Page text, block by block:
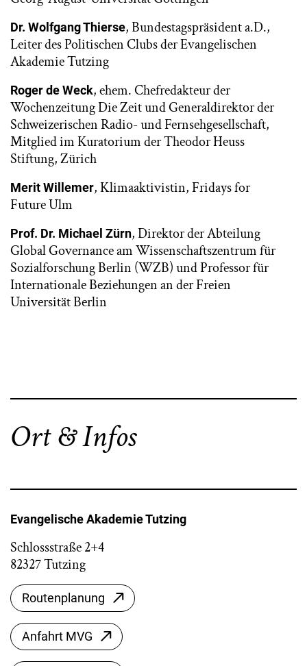
Dr. Wolfgang Thierse, Bundestagspräsident a.D.,
Leiter des Politischen Clubs der Evangelischen
Akademie Tutzing
Roger de Weck, ehem. Chefredakteur der
Wochenzeitung Die Zeit und Generaldirektor der
Schweizerischen Radio- und Fernsehgesellschaft,
Mitglied im Kuratorium der Theodor Heuss
Stiftung, Zürich
Merit Willemer, Klimaaktivistin, Fridays for
Future Ulm
Prof. Dr. Michael Zürn, Direktor der Abteilung
Global Governance am Wissenschaftszentrum für
Sozialforschung Berlin (WZB) und Professor für
Internationale Beziehungen an der Freien
Universität Berlin
Ort & Infos
Evangelische Akademie Tutzing
Schlossstraße 2+4
82327 Tutzing
Routenplanung
Anfahrt MVG